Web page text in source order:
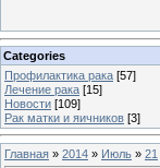
Categories
Профилактика рака [57]
Лечение рака [15]
Новости [109]
Рак матки и яичников [3]
Главная » 2014 » Июль » 21